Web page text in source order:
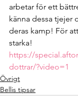
arbetar för ett
känna dessa tjejer
deras kamp! För
starka!
https://
dottrar/?video=1
Övrigt
Bellis tipsar